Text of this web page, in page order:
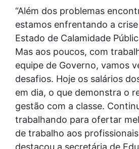
“Além dos problemas
estamos enfrentando a
Estado de Calamidade
Mas aos poucos, com
equipe de Governo, vamos
desafios. Hoje os salários
em dia, o que demonstra o
gestão com a classe.
trabalhando para ofertar
de trabalho aos profissionais
destacou a secretária de